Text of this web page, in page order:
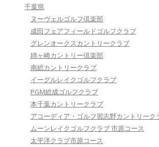
千葉県
ヌーヴェルゴルフ倶楽部
成田フェアフィールドゴルフクラブ
グレンオークスカントリークラブ
姉ヶ崎カントリー倶楽部
南総カントリークラブ
イーグルレイクゴルフクラブ
PGM総成ゴルフクラブ
本千葉カントリークラブ
アコーディア・ゴルフ習志野カントリーク
ムーンレイクゴルフクラブ 市原コース
太平洋クラブ市原コース